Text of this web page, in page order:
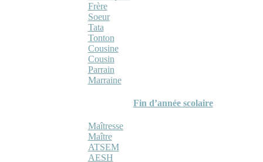
Frère
Soeur
Tata
Tonton
Cousine
Cousin
Parrain
Marraine
Fin d’année scolaire
Maîtresse
Maître
ATSEM
AESH